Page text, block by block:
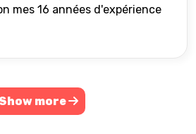
mes 16 années d'expérience
Show more